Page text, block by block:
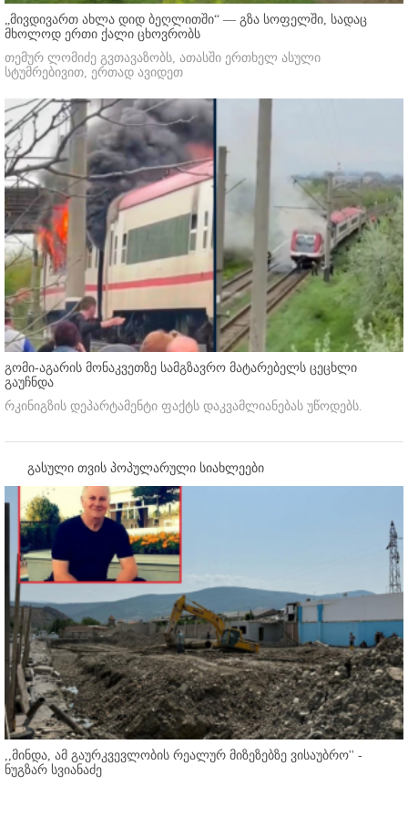
„მივდივართ ახლა დიდ ბეღლითში“ — გზა სოფელში, სადაც
მხოლოდ ერთი ქალი ცხოვრობს
თემურ ლომიძე გვთავაზობს, ათასში ერთხელ ასული
სტუმრებივით, ერთად ავიდეთ
გომი-აგარის მონაკვეთზე სამგზავრო მატარებელს ცეცხლი
გაუჩნდა
რკინიგზის დეპარტამენტი ფაქტს დაკვამლიანებას უწოდებს.
გასული თვის პოპულარული სიახლეები
,,მინდა, ამ გაურკვევლობის რეალურ მიზეზებზე ვისაუბრო'' -
ნუგზარ სვიანაძე